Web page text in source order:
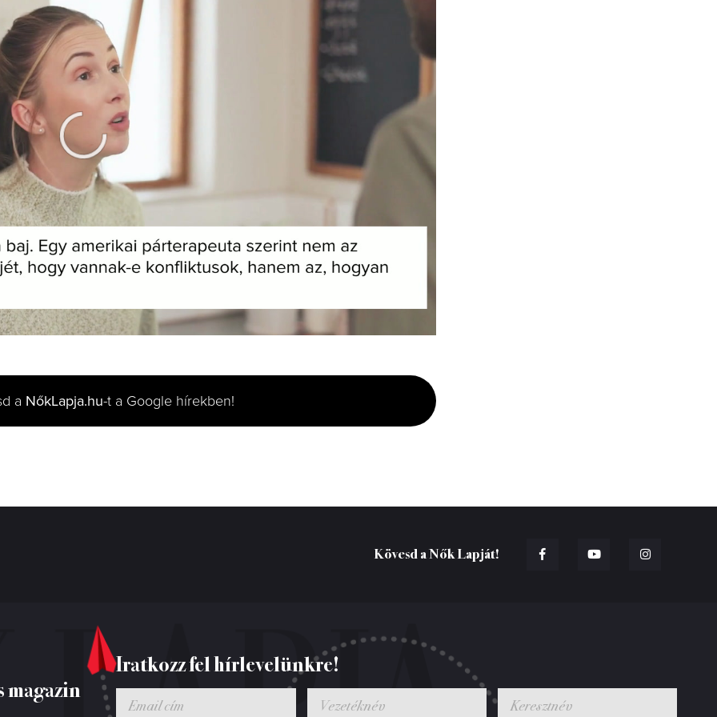
a NőkLapja.hu-t a Google hírekben!
Kövesd a Nők Lapját!
Iratkozz fel hírlevelünkre!